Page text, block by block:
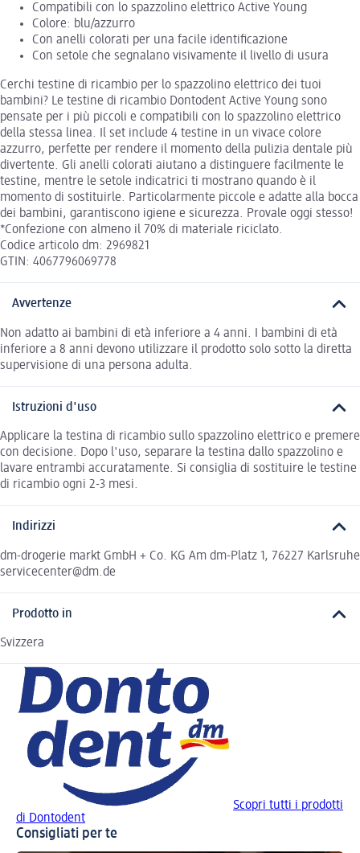
Compatibili con lo spazzolino elettrico Active Young
Colore: blu/azzurro
Con anelli colorati per una facile identificazione
Con setole che segnalano visivamente il livello di usura
Cerchi testine di ricambio per lo spazzolino elettrico dei tuoi
bambini? Le testine di ricambio Dontodent Active Young sono
pensate per i più piccoli e compatibili con lo spazzolino elettrico
della stessa linea. Il set include 4 testine in un vivace colore
azzurro, perfette per rendere il momento della pulizia dentale più
divertente. Gli anelli colorati aiutano a distinguere facilmente le
testine, mentre le setole indicatrici ti mostrano quando è il
momento di sostituirle. Particolarmente piccole e adatte alla bocca
dei bambini, garantiscono igiene e sicurezza. Provale oggi stesso!
*Confezione con almeno il 70% di materiale riciclato.
Codice articolo dm: 2969821
GTIN: 4067796069778
Avvertenze
Non adatto ai bambini di età inferiore a 4 anni. I bambini di età
inferiore a 8 anni devono utilizzare il prodotto solo sotto la diretta
supervisione di una persona adulta.
Istruzioni d'uso
Applicare la testina di ricambio sullo spazzolino elettrico e premere
con decisione. Dopo l'uso, separare la testina dallo spazzolino e
lavare entrambi accuratamente. Si consiglia di sostituire le testine
di ricambio ogni 2-3 mesi.
Indirizzi
dm-drogerie markt GmbH + Co. KG Am dm-Platz 1, 76227 Karlsruhe
servicecenter@dm.de
Prodotto in
Svizzera
Scopri tutti i prodotti
di Dontodent
Consigliati per te